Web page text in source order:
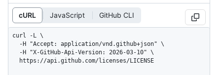
cURL JavaScript GitHub CLI
curl -L \
  https://api.github.com/licenses/LICENSE